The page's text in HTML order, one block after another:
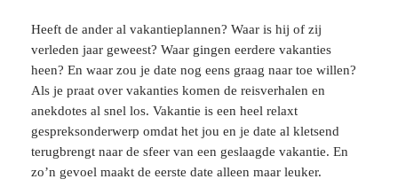
Heeft de ander al vakantieplannen? Waar is hij of zij
verleden jaar geweest? Waar gingen eerdere vakanties
heen? En waar zou je date nog eens graag naar toe willen?
Als je praat over vakanties komen de reisverhalen en
anekdotes al snel los. Vakantie is een heel relaxt
gespreksonderwerp omdat het jou en je date al kletsend
terugbrengt naar de sfeer van een geslaagde vakantie. En
zo’n gevoel maakt de eerste date alleen maar leuker.